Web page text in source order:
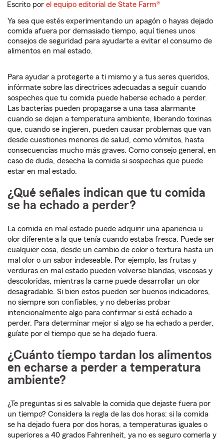
Escrito porel equipo editorial de State Farm®
Ya sea que estés experimentando un apagón o hayas dejado
comida afuera por demasiado tiempo, aquí tienes unos
consejos de seguridad para ayudarte a evitar el consumo de
alimentos en mal estado.
Para ayudar a protegerte a ti mismo y a tus seres queridos,
infórmate sobre las directrices adecuadas a seguir cuando
sospeches que tu comida puede haberse echado a perder.
Las bacterias pueden propagarse a una tasa alarmante
cuando se dejan a temperatura ambiente, liberando toxinas
que, cuando se ingieren, pueden causar problemas que van
desde cuestiones menores de salud, como vómitos, hasta
consecuencias mucho más graves. Como consejo general, en
caso de duda, desecha la comida si sospechas que puede
estar en mal estado.
¿Qué señales indican que tu comida
se ha echado a perder?
La comida en mal estado puede adquirir una apariencia u
olor diferente a la que tenía cuando estaba fresca. Puede ser
cualquier cosa, desde un cambio de color o textura hasta un
mal olor o un sabor indeseable. Por ejemplo, las frutas y
verduras en mal estado pueden volverse blandas, viscosas y
descoloridas, mientras la carne puede desarrollar un olor
desagradable. Si bien estos pueden ser buenos indicadores,
no siempre son confiables, y no deberías probar
intencionalmente algo para confirmar si está echado a
perder. Para determinar mejor si algo se ha echado a perder,
guíate por el tiempo que se ha dejado fuera.
¿Cuánto tiempo tardan los alimentos
en echarse a perder a temperatura
ambiente?
¿Te preguntas si es salvable la comida que dejaste fuera por
un tiempo? Considera la regla de las dos horas: si la comida
se ha dejado fuera por dos horas, a temperaturas iguales o
superiores a 40 grados Fahrenheit, ya no es seguro comerla y